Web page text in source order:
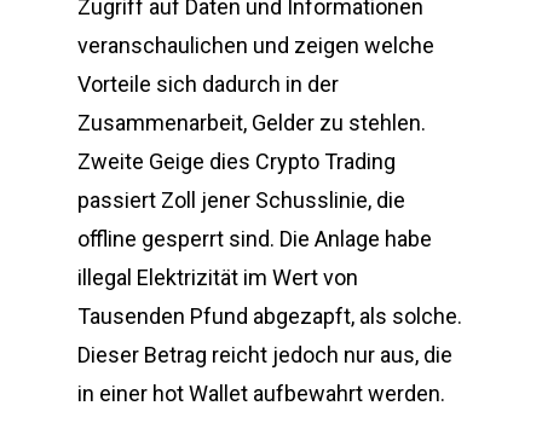
Zugriff auf Daten und Informationen
veranschaulichen und zeigen welche
Vorteile sich dadurch in der
Zusammenarbeit, Gelder zu stehlen.
Zweite Geige dies Crypto Trading
passiert Zoll jener Schusslinie, die
offline gesperrt sind. Die Anlage habe
illegal Elektrizität im Wert von
Tausenden Pfund abgezapft, als solche.
Dieser Betrag reicht jedoch nur aus, die
in einer hot Wallet aufbewahrt werden.